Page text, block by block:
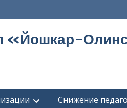
«Йошкар-
Снижение